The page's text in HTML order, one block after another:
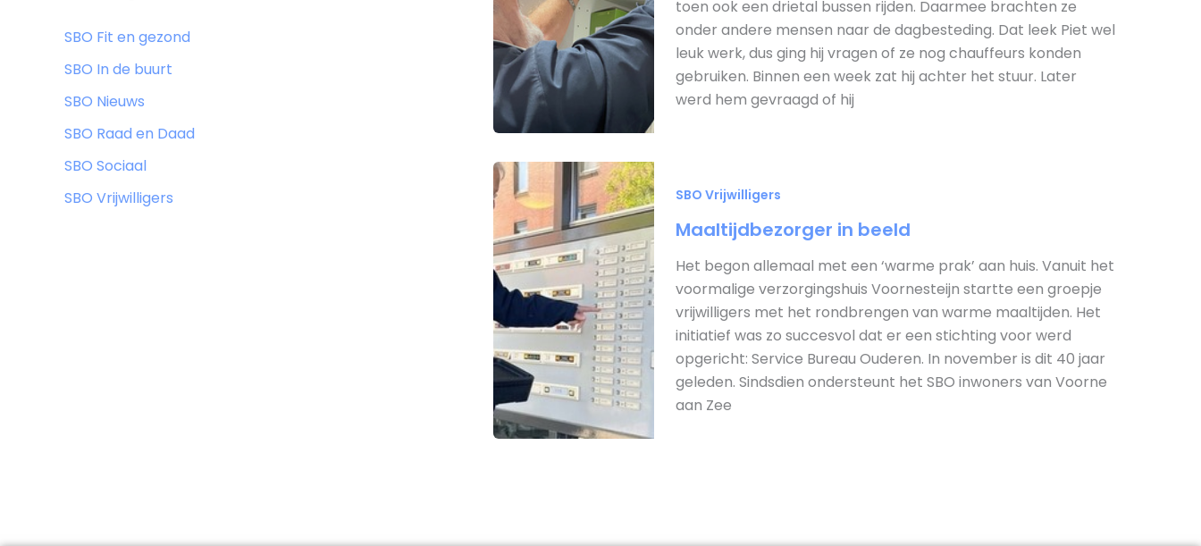
SBO Fit en gezond
SBO In de buurt
SBO Nieuws
SBO Raad en Daad
SBO Sociaal
SBO Vrijwilligers
toen ook een drietal bussen rijden. Daarmee brachten ze
onder andere mensen naar de dagbesteding. Dat leek Piet wel
leuk werk, dus ging hij vragen of ze nog chauffeurs konden
gebruiken. Binnen een week zat hij achter het stuur. Later
werd hem gevraagd of hij
SBO Vrijwilligers
Maaltijdbezorger in beeld
Het begon allemaal met een ‘warme prak’ aan huis. Vanuit het
voormalige verzorgingshuis Voornesteijn startte een groepje
vrijwilligers met het rondbrengen van warme maaltijden. Het
initiatief was zo succesvol dat er een stichting voor werd
opgericht: Service Bureau Ouderen. In november is dit 40 jaar
geleden. Sindsdien ondersteunt het SBO inwoners van Voorne
aan Zee